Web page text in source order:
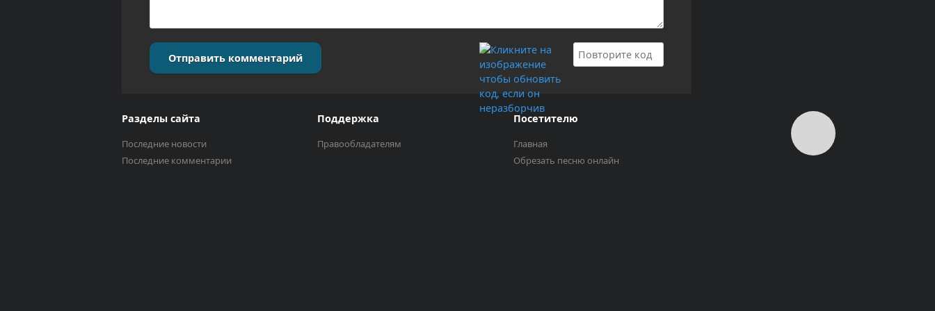
Отправить комментарий
Разделы сайта
Последние новости
Последние комментарии
Поддержка
Правообладателям
Посетителю
Главная
Обрезать песню онлайн